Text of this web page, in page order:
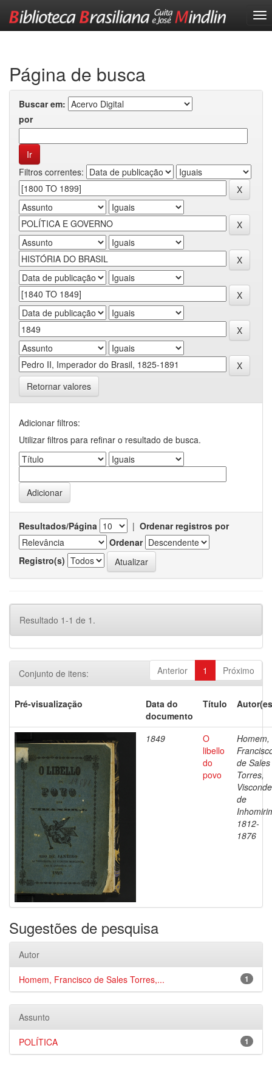
Página de busca
Buscar em:
por
Filtros correntes:
Retornar valores
Adicionar filtros:
Utilizar filtros para refinar o resultado de busca.
Resultados/Página | Ordenar registros por
Ordenar
Registro(s)
Resultado 1-1 de 1.
Anterior 1 Próximo
Conjunto de itens:
Pré-visualização
Data do
documento
Título
1849
O
libello
do
povo
Homem,
de Sales
Torres,
Visconde
de
1812-
1876
Sugestões de pesquisa
Autor
1
Homem, Francisco de Sales Torres,...
Assunto
1
POLÍTICA